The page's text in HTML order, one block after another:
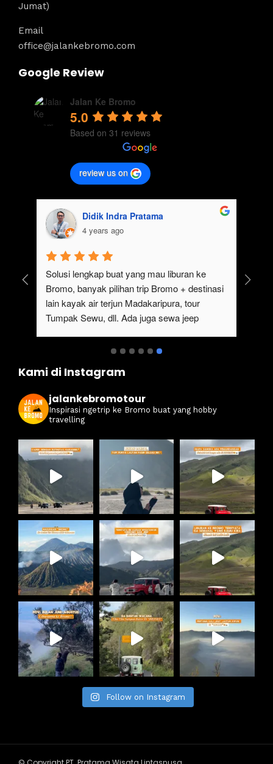
Jumat)
Email
office@jalankebromo.com
Google Review
Jalan Ke Bromo
5.0
Based on 31 reviews
review us on
Didik Indra Pratama
4 years ago
Solusi lengkap buat yang mau liburan ke
Bromo, banyak pilihan trip Bromo + destinasi
lain kayak air terjun Madakaripura, tour
Tumpak Sewu, dll. Ada juga sewa jeep
Kami di Instagram
jalankebromotour
Inspirasi ngetrip ke Bromo buat yang hobby
travelling
Follow on Instagram